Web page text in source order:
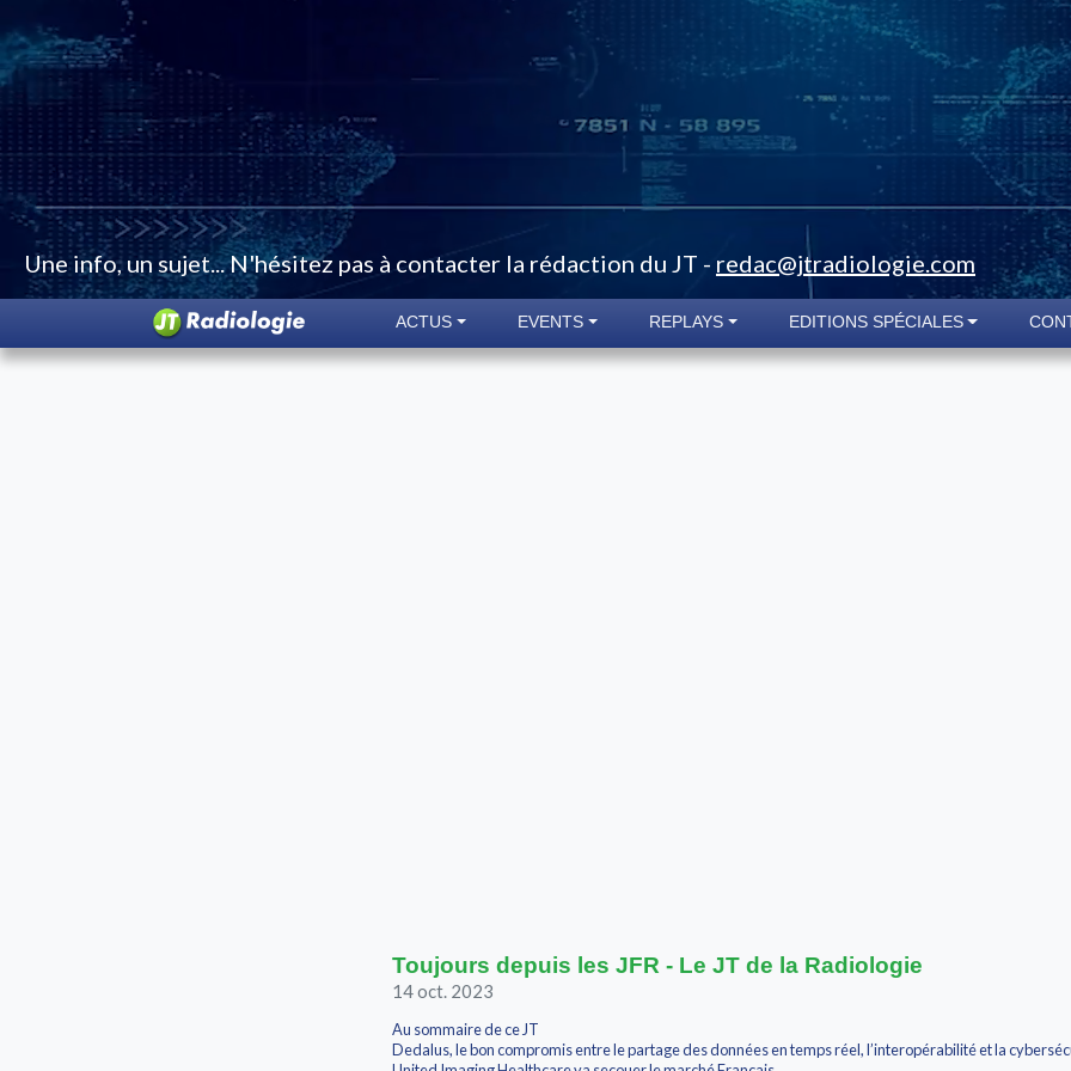
Une info, un sujet... N'hésitez pas à contacter la rédaction du JT - redac@jtradiologie.com
ACTUS EVENTS REPLAYS EDITIONS SPÉCIALES
Toujours depuis les JFR - Le JT de la Radiologie
14 oct. 2023
Au sommaire de ce JT
Dedalus, le bon compromis entre le partage des données en temps réel, l’interopérabilité et la